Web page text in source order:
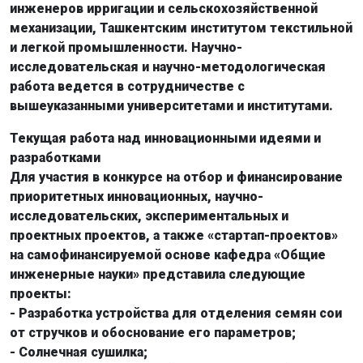
инженеров ирригации и сельскохозяйственной
механизации, Ташкентским институтом текстильной
и легкой промышленности. Научно-
исследовательская и научно-методологическая
работа ведется в сотрудничестве с
вышеуказанными университетами и институтами.
Текущая работа над инновационными идеями и
разработками
Для участия в конкурсе на отбор и финансирование
приоритетных инновационных, научно-
исследовательских, экспериментальных и
проектных проектов, а также «стартап-проектов»
на самофинансируемой основе кафедра «Общие
инженерные науки» представила следующие
проекты:
- Разработка устройства для отделения семян сои
от стручков и обоснование его параметров;
- Солнечная сушилка;